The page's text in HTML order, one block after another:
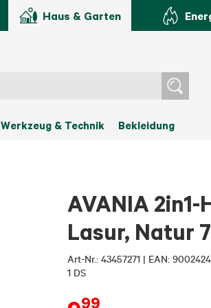
Haus & Garten
Werkzeug & Technik Bekleidung
AVANIA
Lasur, Natur
Art-Nr.: 43457271 | EAN:
1 DS
99